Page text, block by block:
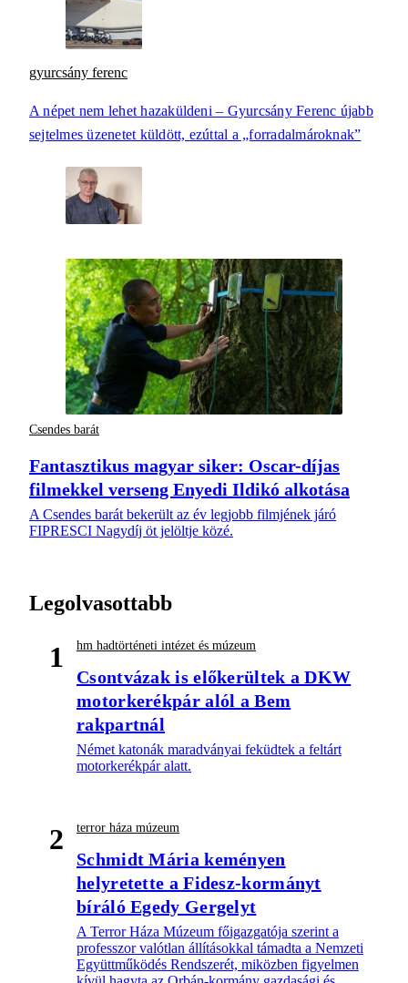
gyurcsány ferenc
A népet nem lehet hazaküldeni – Gyurcsány Ferenc újabb
sejtelmes üzenetet küldött, ezúttal a „forradalmároknak”
Csendes barát
Fantasztikus magyar siker: Oscar-díjas
filmekkel verseng Enyedi Ildikó alkotása
A Csendes barát bekerült az év legjobb filmjének járó
FIPRESCI Nagydíj öt jelöltje közé.
Legolvasottabb
1 hm hadtörténeti intézet és múzeum
Csontvázak is előkerültek a DKW
motorkerékpár alól a Bem
rakpartnál
Német katonák maradványai feküdtek a feltárt
motorkerékpár alatt.
2 terror háza múzeum
Schmidt Mária keményen
helyretette a Fidesz-kormányt
bíráló Egedy Gergelyt
A Terror Háza Múzeum főigazgatója szerint a
professzor valótlan állításokkal támadta a Nemzeti
Együttműködés Rendszerét, miközben figyelmen